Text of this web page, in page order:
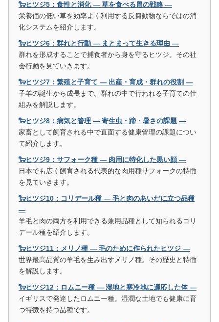
🐑ヒツジ5：食性と消化 ― 草を食べる胃の戦略 ―
栄養価の低い草を効率よく利用する反芻動物ならではの消
化システムを紹介します。
🐑ヒツジ6：群れと行動 ― まとまって生きる理由 ―
群れを形成することで捕食者から身を守るヒツジ。その社
会行動を見ていきます。
🐑ヒツジ7：繁殖と子育て ― 出産・育成・群れの役割 ―
子羊の誕生から成長まで。群れの中で行われる子育ての仕
組みを解説します。
🐑ヒツジ8：病気と管理 ― 寄生虫・蹄・暑さの課題 ―
家畜として飼育される中で直面する健康管理の課題につい
て紹介します。
🐑ヒツジ9：サフォーク種 ― 肉用に特化した黒い顔 ―
日本でも広く飼育される代表的な肉用種サフォークの特徴
を見ていきます。
🐑ヒツジ10：コリデール種 ― 毛と肉のあいだに立つ品種
―
羊毛と肉の両方を利用できる兼用品種として知られるコリ
デール種を紹介します。
🐑ヒツジ11：メリノ種 ― 毛のために作られたヒツジ ―
世界最高品質の羊毛を生み出すメリノ種。その歴史と特徴
を解説します。
🐑ヒツジ12：ロムニー種 ― 湿地と寒冷地に適応した体 ―
イギリスで発達したロムニー種。湿潤な土地でも健康に育
つ特徴を持つ品種です。